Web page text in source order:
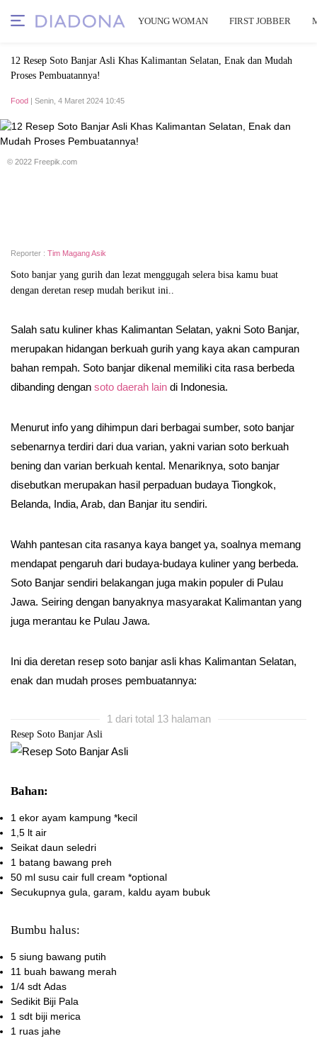
YOUNG WOMAN FIRST JOBBER
12 Resep Soto Banjar Asli Khas Kalimantan Selatan, Enak dan Mudah
Proses Pembuatannya!
Food | Senin, 4 Maret 2024 10:45
© 2022 Freepik.com
Reporter : Tim Magang Asik
Soto banjar yang gurih dan lezat menggugah selera bisa kamu buat
dengan deretan resep mudah berikut ini..
Salah satu kuliner khas Kalimantan Selatan, yakni Soto Banjar,
merupakan hidangan berkuah gurih yang kaya akan campuran
bahan rempah. Soto banjar dikenal memiliki cita rasa berbeda
dibanding dengan soto daerah lain di Indonesia.
Menurut info yang dihimpun dari berbagai sumber, soto banjar
sebenarnya terdiri dari dua varian, yakni varian soto berkuah
bening dan varian berkuah kental. Menariknya, soto banjar
disebutkan merupakan hasil perpaduan budaya Tiongkok,
Belanda, India, Arab, dan Banjar itu sendiri.
Wahh pantesan cita rasanya kaya banget ya, soalnya memang
mendapat pengaruh dari budaya-budaya kuliner yang berbeda.
Soto Banjar sendiri belakangan juga makin populer di Pulau
Jawa. Seiring dengan banyaknya masyarakat Kalimantan yang
juga merantau ke Pulau Jawa.
Ini dia deretan resep soto banjar asli khas Kalimantan Selatan,
enak dan mudah proses pembuatannya:
1 dari total 13 halaman
Resep Soto Banjar Asli
Bahan:
1 ekor ayam kampung *kecil
1,5 lt air
Seikat daun seledri
1 batang bawang preh
50 ml susu cair full cream *optional
Secukupnya gula, garam, kaldu ayam bubuk
Bumbu halus:
5 siung bawang putih
11 buah bawang merah
1/4 sdt Adas
Sedikit Biji Pala
1 sdt biji merica
1 ruas jahe